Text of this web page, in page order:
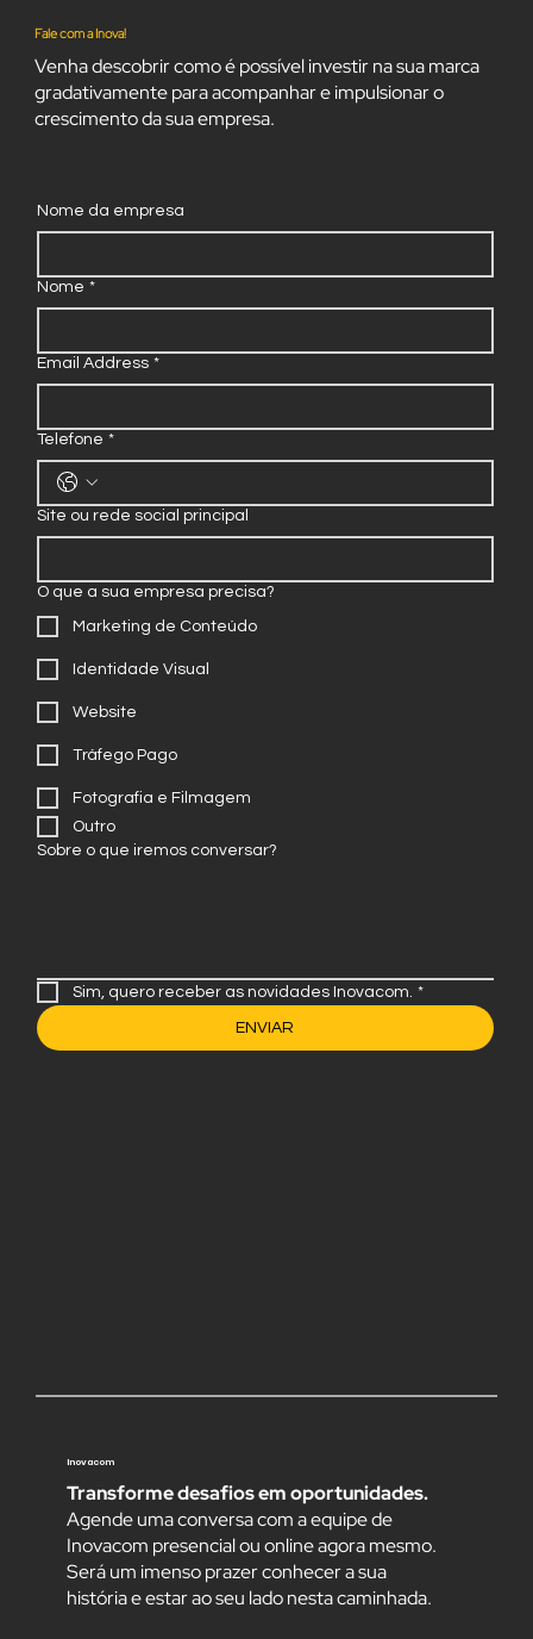
Fale com a Inova!
Venha descobrir como é possível investir na sua marca
gradativamente para acompanhar e impulsionar o
crescimento da sua empresa.
Nome da empresa
Nome *
Email Address *
Telefone *
Site ou rede social principal
O que a sua empresa precisa?
Marketing de Conteúdo
Identidade Visual
Website
Tráfego Pago
Fotografia e Filmagem
Outro
Sobre o que iremos conversar?
Sim, quero receber as novidades Inovacom. *
ENVIAR
Inovacom
Transforme desafios em oportunidades.
Agende uma conversa com a equipe de
Inovacom presencial ou online agora mesmo.
Será um imenso prazer conhecer a sua
história e estar ao seu lado nesta caminhada.